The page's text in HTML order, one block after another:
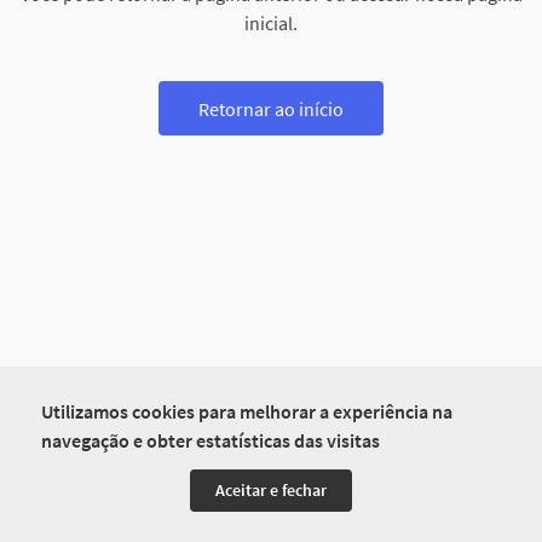
Utilizamos cookies para melhorar a experiência na
navegação e obter estatísticas das visitas
Aceitar e fechar
inicial.
Retornar ao início